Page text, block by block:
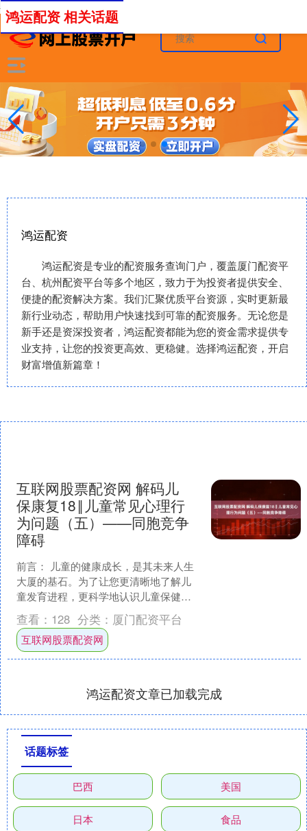
-->
鸿运配资
鸿运配资是专业的配资服务查询门户，覆盖厦门配资平
台、杭州配资平台等多个地区，致力于为投资者提供安全、
便捷的配资解决方案。我们汇聚优质平台资源，实时更新最
新行业动态，帮助用户快速找到可靠的配资服务。无论您是
新手还是资深投资者，鸿运配资都能为您的资金需求提供专
业支持，让您的投资更高效、更稳健。选择鸿运配资，开启
财富增值新篇章！
鸿运配资 相关话题
互联网股票配资网 解码儿
保康复18‖儿童常见心理行
为问题（五）——同胞竞争
障碍
前言： 儿童的健康成长，是其未来人生
大厦的基石。为了让您更清晰地了解儿
童发育进程，更科学地认识儿童保健与
康复的意义，更有效地掌握促进孩子健
康发展的知识与方法，河....
查看： 128 分类： 厦门配资平台
互联网股票配资网
鸿运配资文章已加载完成
话题标签
巴西 美国
日本 食品